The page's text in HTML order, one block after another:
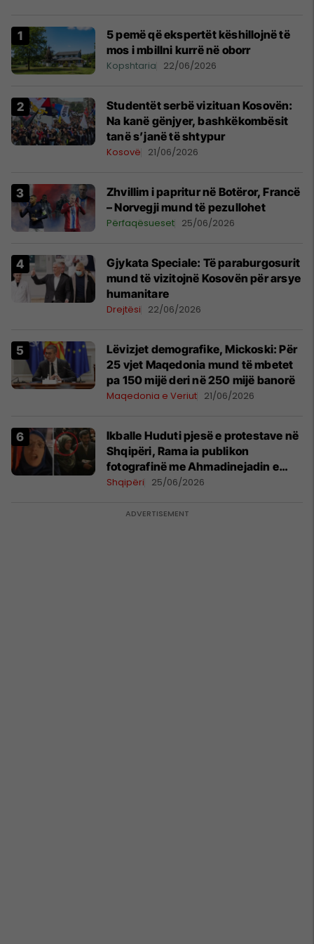
5 pemë që ekspertët këshillojnë të
mos i mbillni kurrë në oborr
Kopshtaria 22/06/2026
Studentët serbë vizituan Kosovën:
Na kanë gënjyer, bashkëkombësit
tanë s’janë të shtypur
Kosovë 21/06/2026
Zhvillim i papritur në Botëror, Francë
– Norvegji mund të pezullohet
Përfaqësueset 25/06/2026
​Gjykata Speciale: Të paraburgosurit
mund të vizitojnë Kosovën për arsye
humanitare
Drejtësi 22/06/2026
Lëvizjet demografike, Mickoski: Për
25 vjet Maqedonia mund të mbetet
pa 150 mijë deri në 250 mijë banorë
Maqedonia e Veriut 21/06/2026
Ikballe Huduti pjesë e protestave në
Shqipëri, Rama ia publikon
fotografinë me Ahmadinejadin e
Iranit
Shqipëri 25/06/2026